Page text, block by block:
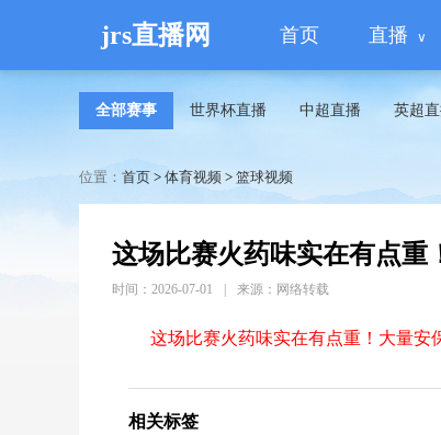
jrs直播网 首页 直播
全部赛事 世界杯直播 中超直播 英超
位置： 首页 > 体育视频 > 篮球视频
这场比赛火药味实在有点重
时间：2026-07-01 来源：网络转载
这场比赛火药味实在有点重！大量安
相关标签